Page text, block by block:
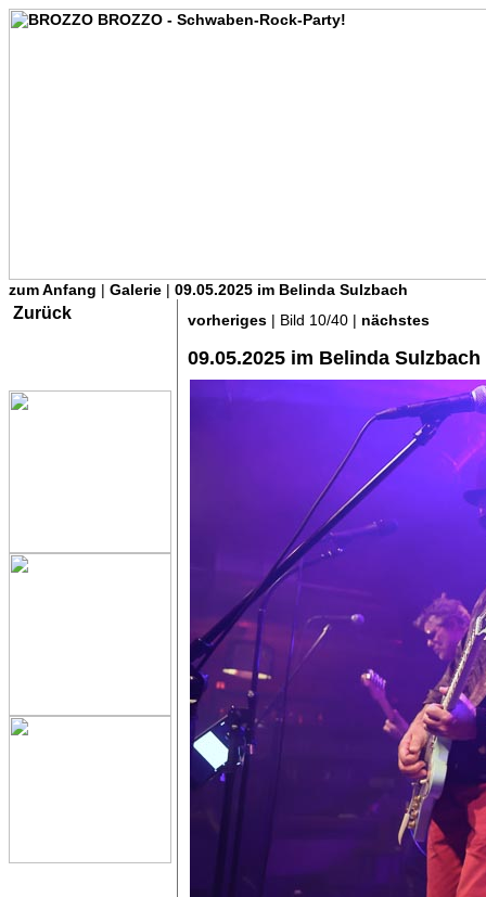
zum Anfang | Galerie | 09.05.2025 im Belinda Sulzbach
Zurück vorheriges | Bild 10/40 | nächstes
09.05.2025 im Belinda Sulzbach